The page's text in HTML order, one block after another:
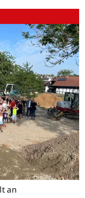
an